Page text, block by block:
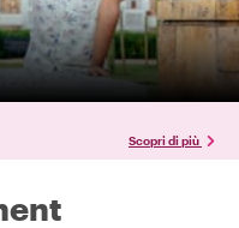
Scopri di più